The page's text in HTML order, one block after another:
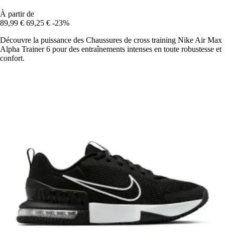
À partir de
89,99 € 69,25 € -23%
Découvre la puissance des Chaussures de cross training Nike Air Max
Alpha Trainer 6 pour des entraînements intenses en toute robustesse et
confort.